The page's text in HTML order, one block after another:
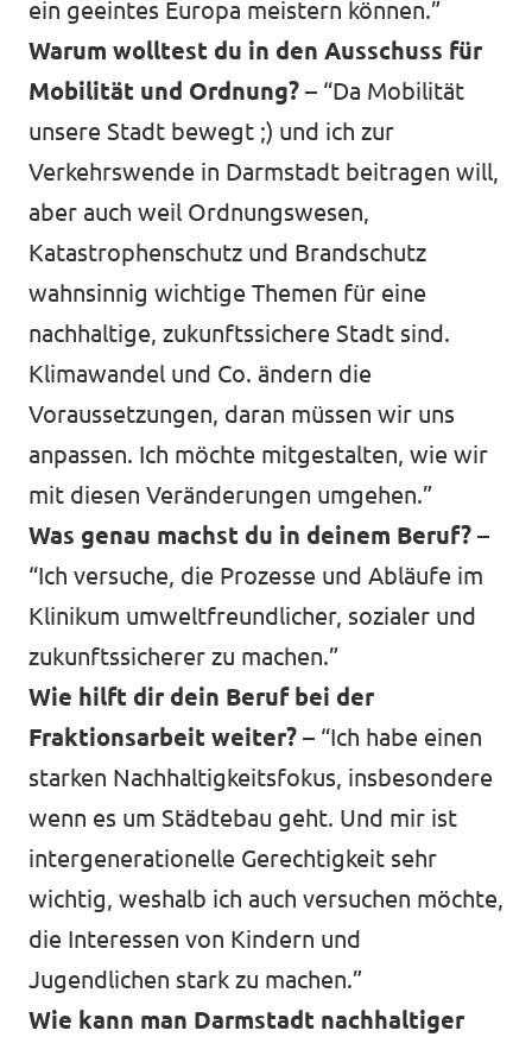
ein geeintes Europa meistern können.”
Warum wolltest du in den Ausschuss für
Mobilität und Ordnung? – “Da Mobilität
unsere Stadt bewegt ;) und ich zur
Verkehrswende in Darmstadt beitragen will,
aber auch weil Ordnungswesen,
Katastrophenschutz und Brandschutz
wahnsinnig wichtige Themen für eine
nachhaltige, zukunftssichere Stadt sind.
Klimawandel und Co. ändern die
Voraussetzungen, daran müssen wir uns
anpassen. Ich möchte mitgestalten, wie wir
mit diesen Veränderungen umgehen.”
Was genau machst du in deinem Beruf? –
“Ich versuche, die Prozesse und Abläufe im
Klinikum umweltfreundlicher, sozialer und
zukunftssicherer zu machen.”
Wie hilft dir dein Beruf bei der
Fraktionsarbeit weiter? – “Ich habe einen
starken Nachhaltigkeitsfokus, insbesondere
wenn es um Städtebau geht. Und mir ist
intergenerationelle Gerechtigkeit sehr
wichtig, weshalb ich auch versuchen möchte,
die Interessen von Kindern und
Jugendlichen stark zu machen.”
Wie kann man Darmstadt nachhaltiger